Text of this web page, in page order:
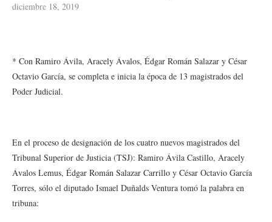
diciembre 18, 2019
* Con Ramiro Ávila, Aracely Ávalos, Édgar Román Salazar y César
Octavio García, se completa e inicia la época de 13 magistrados del
Poder Judicial.
En el proceso de designación de los cuatro nuevos magistrados del
Tribunal Superior de Justicia (TSJ): Ramiro Ávila Castillo, Aracely
Ávalos Lemus, Édgar Román Salazar Carrillo y César Octavio García
Torres, sólo el diputado Ismael Duñalds Ventura tomó la palabra en
tribuna: